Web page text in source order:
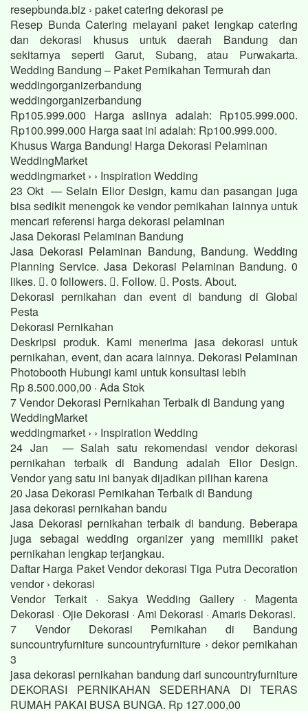
resepbunda.biz › paket catering dekorasi pe
Resep Bunda Catering melayani paket lengkap catering
dan dekorasi khusus untuk daerah Bandung dan
sekitarnya seperti Garut, Subang, atau Purwakarta.
Wedding Bandung – Paket Pernikahan Termurah dan
weddingorganizerbandung
weddingorganizerbandung
Rp105.999.000 Harga aslinya adalah: Rp105.999.000.
Rp100.999.000 Harga saat ini adalah: Rp100.999.000.
Khusus Warga Bandung! Harga Dekorasi Pelaminan
WeddingMarket
weddingmarket › › Inspiration Wedding
23 Okt — Selain Elior Design, kamu dan pasangan juga
bisa sedikit menengok ke vendor pernikahan lainnya untuk
mencari referensi harga dekorasi pelaminan
Jasa Dekorasi Pelaminan Bandung
Jasa Dekorasi Pelaminan Bandung, Bandung. Wedding
Planning Service. Jasa Dekorasi Pelaminan Bandung. 0
likes. 󱞋. 0 followers. 󱙶. Follow. 󰟝. Posts. About.
Dekorasi pernikahan dan event di bandung di Global
Pesta
Dekorasi Pernikahan
Deskripsi produk. Kami menerima jasa dekorasi untuk
pernikahan, event, dan acara lainnya. Dekorasi Pelaminan
Photobooth Hubungi kami untuk konsultasi lebih
Rp 8.500.000,00 · ‎Ada Stok
7 Vendor Dekorasi Pernikahan Terbaik di Bandung yang
WeddingMarket
weddingmarket › › Inspiration Wedding
24 Jan — Salah satu rekomendasi vendor dekorasi
pernikahan terbaik di Bandung adalah Elior Design.
Vendor yang satu ini banyak dijadikan pilihan karena
20 Jasa Dekorasi Pernikahan Terbaik di Bandung
jasa dekorasi pernikahan bandu
Jasa Dekorasi pernikahan terbaik di bandung. Beberapa
juga sebagai wedding organizer yang memiliki paket
pernikahan lengkap terjangkau.
Daftar Harga Paket Vendor dekorasi Tiga Putra Decoration
vendor › dekorasi
Vendor Terkait · Sakya Wedding Gallery · Magenta
Dekorasi · Ojie Dekorasi · Ami Dekorasi · Amaris Dekorasi.
7 Vendor Dekorasi Pernikahan di Bandung
suncountryfurniture suncountryfurniture › dekor pernikahan
3
jasa dekorasi pernikahan bandung dari suncountryfurniture
DEKORASI PERNIKAHAN SEDERHANA DI TERAS
RUMAH PAKAI BUSA BUNGA. Rp 127.000,00